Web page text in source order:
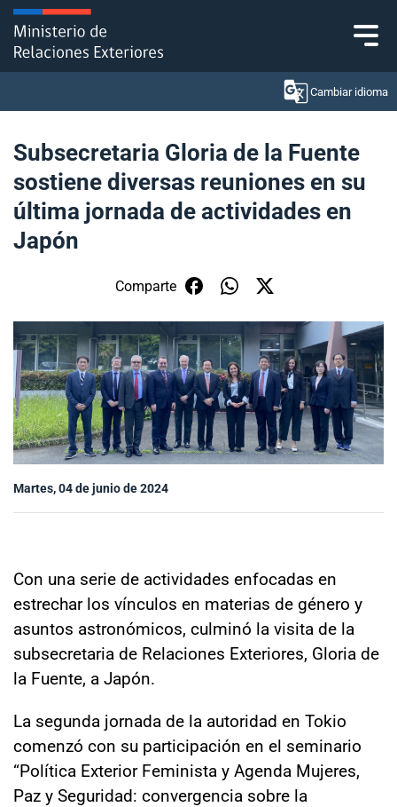
Click acá para ir directamente al contenido
Cambiar idioma
Ministerio
Política Exterior
Subsecretaría de Relaciones Económicas
Internacionales
Sala de prensa
modo claro
Subsecretaria Gloria de la Fuente
sostiene diversas reuniones en su
última jornada de actividades en
Japón
Comparte
Martes, 04 de junio de 2024
Con una serie de actividades enfocadas en
estrechar los vínculos en materias de género y
asuntos astronómicos, culminó la visita de la
subsecretaria de Relaciones Exteriores, Gloria de
la Fuente, a Japón.
La segunda jornada de la autoridad en Tokio
comenzó con su participación en el seminario
“Política Exterior Feminista y Agenda Mujeres,
Paz y Seguridad: convergencia sobre la